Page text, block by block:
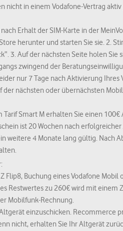
auf unseren Seiten
nicht in einem Vodafone-Vertrag
Erhalt der SIM-Karte in der
herunter und starten Sie sie. 2.
3. Auf der nächsten Seite holen
zwingend der
nur 7 Tage nach Aktivierung
nächsten oder übernächsten
Smart M erhalten Sie einen
ist 20 Wochen nach
weitere 4 Monate lang gültig. Nach
Flip8, Buchung eines Vodafone
Restwertes zu 260€ wird mit
Mobilfunk-Rechnung.
einzuschicken.
nicht, erhalten Sie Ihr Altgerät